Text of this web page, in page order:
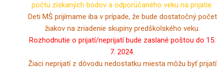
počtu získaných bodov a odporúčaného veku na prijatie.
Deti MŠ prijímame iba v prípade, že bude dostatočný počet
žiakov na zriadenie skupiny predškolského veku.
Rozhodnutie o prijatí/neprijatí bude zaslané poštou do 15.
7. 2024.
Žiaci neprijatí z dôvodu nedostatku miesta môžu byť prijatí